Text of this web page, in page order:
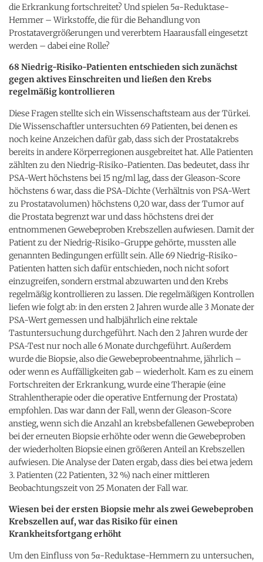
die Erkrankung fortschreitet? Und spielen 5α-Reduktase-
Hemmer – Wirkstoffe, die für die Behandlung von
Prostatavergrößerungen und vererbtem Haarausfall eingesetzt
werden – dabei eine Rolle?
68 Niedrig-Risiko-Patienten entschieden sich zunächst
gegen aktives Einschreiten und ließen den Krebs
regelmäßig kontrollieren
Diese Fragen stellte sich ein Wissenschaftsteam aus der Türkei.
Die Wissenschaftler untersuchten 69 Patienten, bei denen es
noch keine Anzeichen dafür gab, dass sich der Prostatakrebs
bereits in andere Körperregionen ausgebreitet hat. Alle Patienten
zählten zu den Niedrig-Risiko-Patienten. Das bedeutet, dass ihr
PSA-Wert höchstens bei 15 ng/ml lag, dass der Gleason-Score
höchstens 6 war, dass die PSA-Dichte (Verhältnis von PSA-Wert
zu Prostatavolumen) höchstens 0,20 war, dass der Tumor auf
die Prostata begrenzt war und dass höchstens drei der
entnommenen Gewebeproben Krebszellen aufwiesen. Damit der
Patient zu der Niedrig-Risiko-Gruppe gehörte, mussten alle
genannten Bedingungen erfüllt sein. Alle 69 Niedrig-Risiko-
Patienten hatten sich dafür entschieden, noch nicht sofort
einzugreifen, sondern erstmal abzuwarten und den Krebs
regelmäßig kontrollieren zu lassen. Die regelmäßigen Kontrollen
liefen wie folgt ab: in den ersten 2 Jahren wurde alle 3 Monate der
PSA-Wert gemessen und halbjährlich eine rektale
Tastuntersuchung durchgeführt. Nach den 2 Jahren wurde der
PSA-Test nur noch alle 6 Monate durchgeführt. Außerdem
wurde die Biopsie, also die Gewebeprobeentnahme, jährlich –
oder wenn es Auffälligkeiten gab – wiederholt. Kam es zu einem
Fortschreiten der Erkrankung, wurde eine Therapie (eine
Strahlentherapie oder die operative Entfernung der Prostata)
empfohlen. Das war dann der Fall, wenn der Gleason-Score
anstieg, wenn sich die Anzahl an krebsbefallenen Gewebeproben
bei der erneuten Biopsie erhöhte oder wenn die Gewebeproben
der wiederholten Biopsie einen größeren Anteil an Krebszellen
aufwiesen. Die Analyse der Daten ergab, dass dies bei etwa jedem
3. Patienten (22 Patienten, 32 %) nach einer mittleren
Beobachtungszeit von 25 Monaten der Fall war.
Wiesen bei der ersten Biopsie mehr als zwei Gewebeproben
Krebszellen auf, war das Risiko für einen
Krankheitsfortgang erhöht
Um den Einfluss von 5α-Reduktase-Hemmern zu untersuchen,